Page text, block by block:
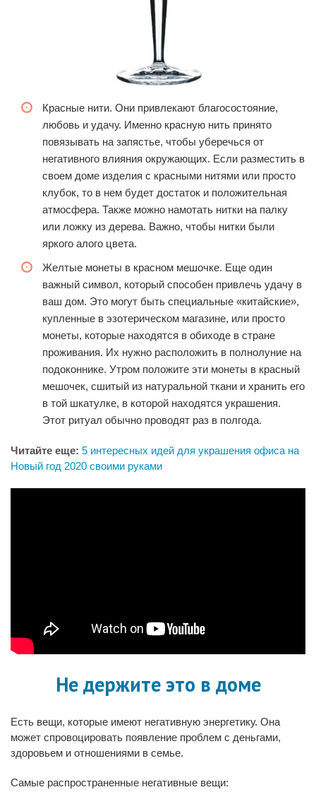
Красные нити. Они привлекают благосостояние,
любовь и удачу. Именно красную нить принято
повязывать на запястье, чтобы уберечься от
негативного влияния окружающих. Если разместить в
своем доме изделия с красными нитями или просто
клубок, то в нем будет достаток и положительная
атмосфера. Также можно намотать нитки на палку
или ложку из дерева. Важно, чтобы нитки были
яркого алого цвета.
Желтые монеты в красном мешочке. Еще один
важный символ, который способен привлечь удачу в
ваш дом. Это могут быть специальные «китайские»,
купленные в эзотерическом магазине, или просто
монеты, которые находятся в обиходе в стране
проживания. Их нужно расположить в полнолуние на
подоконнике. Утром положите эти монеты в красный
мешочек, сшитый из натуральной ткани и хранить его
в той шкатулке, в которой находятся украшения.
Этот ритуал обычно проводят раз в полгода.
Читайте еще: 5 интересных идей для украшения офиса на
Новый год 2020 своими руками
Не держите это в доме
Есть вещи, которые имеют негативную энергетику. Она
может спровоцировать появление проблем с деньгами,
здоровьем и отношениями в семье.
Самые распространенные негативные вещи: